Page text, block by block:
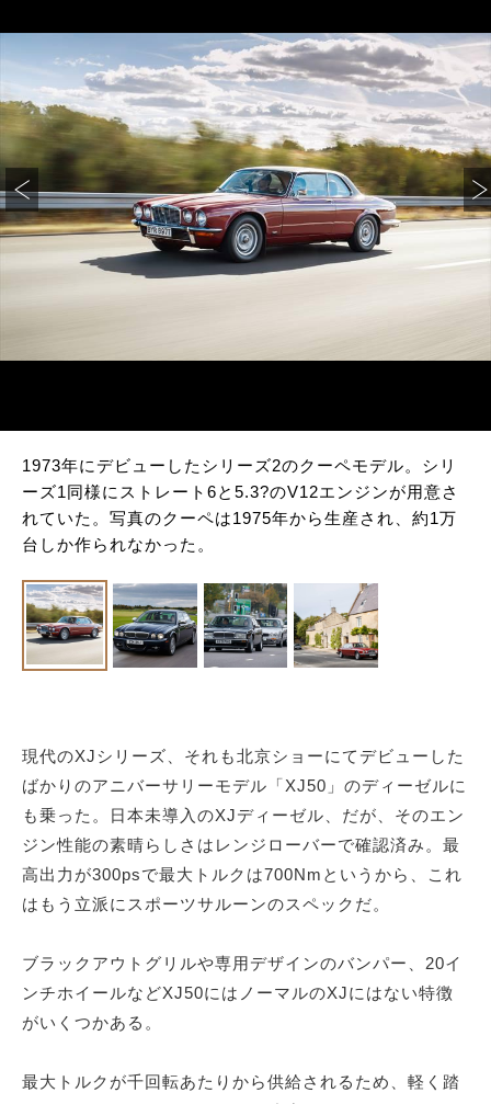
1973年にデビューしたシリーズ2のクーペモデル。シリ
ーズ1同様にストレート6と5.3?のV12エンジンが用意さ
れていた。写真のクーペは1975年から生産され、約1万
台しか作られなかった。
現代のXJシリーズ、それも北京ショーにてデビューした
ばかりのアニバーサリーモデル「XJ50」のディーゼルに
も乗った。日本未導入のXJディーゼル、だが、そのエン
ジン性能の素晴らしさはレンジローバーで確認済み。最
高出力が300psで最大トルクは700Nmというから、これ
はもう立派にスポーツサルーンのスペックだ。
ブラックアウトグリルや専用デザインのバンパー、20イ
ンチホイールなどXJ50にはノーマルのXJにはない特徴
がいくつかある。
最大トルクが千回転あたりから供給されるため、軽く踏